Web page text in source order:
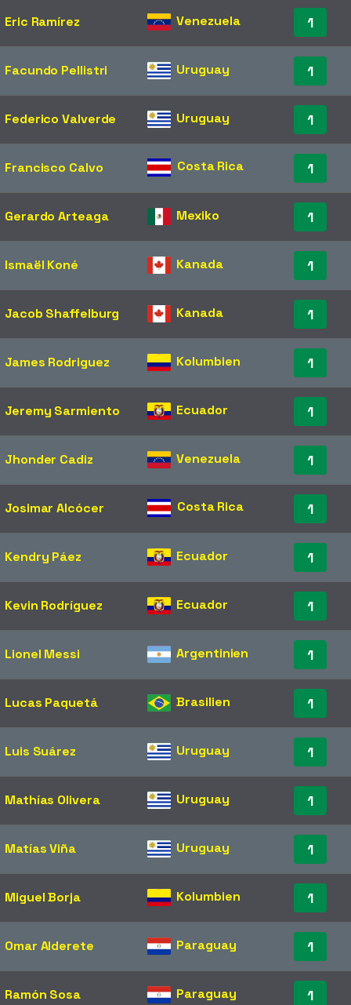
Eric Ramírez Venezuela 1
Facundo Pellistri Uruguay 1
Federico Valverde Uruguay 1
Francisco Calvo Costa Rica 1
Gerardo Arteaga Mexiko 1
Ismaël Koné Kanada 1
Jacob Shaffelburg Kanada 1
James Rodriguez Kolumbien 1
Jeremy Sarmiento Ecuador 1
Jhonder Cadiz Venezuela 1
Josimar Alcócer Costa Rica 1
Kendry Páez Ecuador 1
Kevin Rodríguez Ecuador 1
Lionel Messi Argentinien 1
Lucas Paquetá Brasilien 1
Luis Suárez Uruguay 1
Mathías Olivera Uruguay 1
Matías Viña Uruguay 1
Miguel Borja Kolumbien 1
Omar Alderete Paraguay 1
Ramón Sosa Paraguay 1